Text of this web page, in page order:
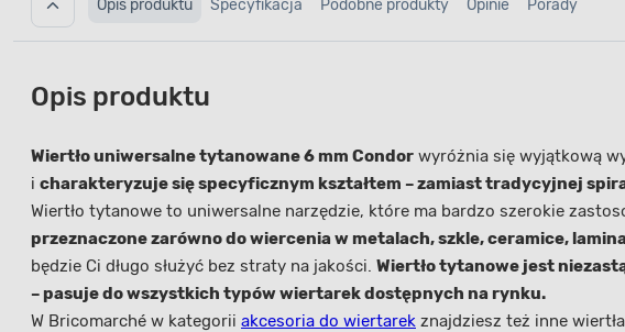
Opis produktu Specyfikacja Podobne produkty Opinie Porady
Opis produktu
Wiertło uniwersalne tytanowane 6 mm Condor wyróżnia się wyjątkową
i charakteryzuje się specyficznym kształtem – zamiast tradycyjnej
Wiertło tytanowe to uniwersalne narzędzie, które ma bardzo szerokie
przeznaczone zarówno do wiercenia w metalach, szkle, ceramice,
będzie Ci długo służyć bez straty na jakości. Wiertło tytanowe jest
– pasuje do wszystkich typów wiertarek dostępnych na rynku.
W Bricomarché w kategorii akcesoria do wiertarek znajdziesz też inne